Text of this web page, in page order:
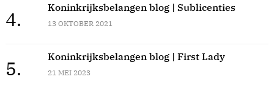
4.
Koninkrijksbelangen blog | Sublicenties
13 OKTOBER 2021
5.
Koninkrijksbelangen blog | First Lady
21 MEI 2023